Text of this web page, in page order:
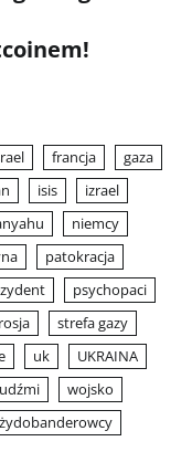
francja
gaza
isis
izrael
niemcy
patokracja
psychopaci
rosja
strefa gazy
uk
UKRAINA
wojsko
żydobanderowcy